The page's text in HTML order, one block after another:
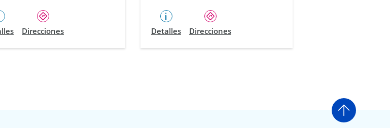
Direcciones Detalles Direcciones
Ir arriba